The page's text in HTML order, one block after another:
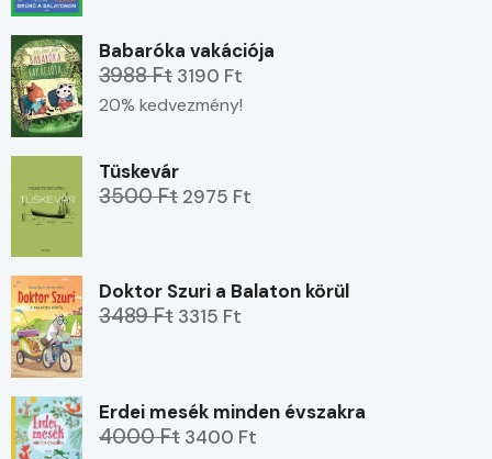
Babaróka vakációja
3988 Ft 3190 Ft
20% kedvezmény!
Tüskevár
3500 Ft 2975 Ft
Doktor Szuri a Balaton körül
3489 Ft 3315 Ft
Erdei mesék minden évszakra
4000 Ft 3400 Ft